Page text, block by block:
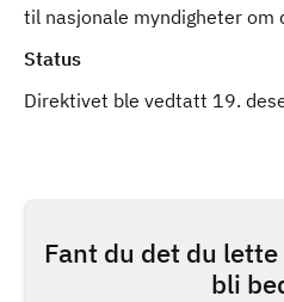
til nasjonale myndigheter om
Status
Direktivet ble vedtatt 19.
Fant du det du
bli